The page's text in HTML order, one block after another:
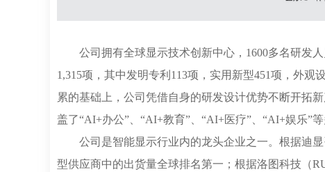
公司拥有全球显示技术创新中心，1600多名研发人
1,315项，其中发明专利113项，实用新型451项，外
累的基础上，公司凭借自身的研发设计优势不断开拓
盖了“AI+办公”、“AI+教育”、“AI+医疗”、“AI+娱乐”等
公司是智能显示行业内的龙头企业之一。根据迪显
型供应商中的出货量全球排名第一；根据洛图科技（